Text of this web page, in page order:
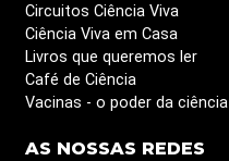
Circuitos Ciência Viva
Ciência Viva em Casa
Livros que queremos ler
Café de Ciência
Vacinas - o poder da ciência
AS NOSSAS REDES